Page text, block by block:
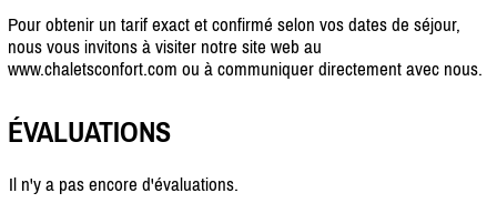
Pour obtenir un tarif exact et confirmé selon vos dates de séjour,
nous vous invitons à visiter notre site web au
www.chaletsconfort.com ou à communiquer directement avec nous.
ÉVALUATIONS
Il n'y a pas encore d'évaluations.